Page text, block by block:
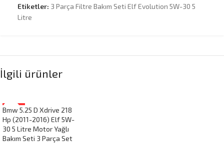
Etiketler: 3 Parça Filtre Bakım Seti Elf Evolution 5W-30 5
Litre
İlgili ürünler
-19%
Bmw 5.25 D Xdrive 218
Hp (2011-2016) Elf 5W-
30 5 Litre Motor Yağlı
Bakım Seti 3 Parça Set